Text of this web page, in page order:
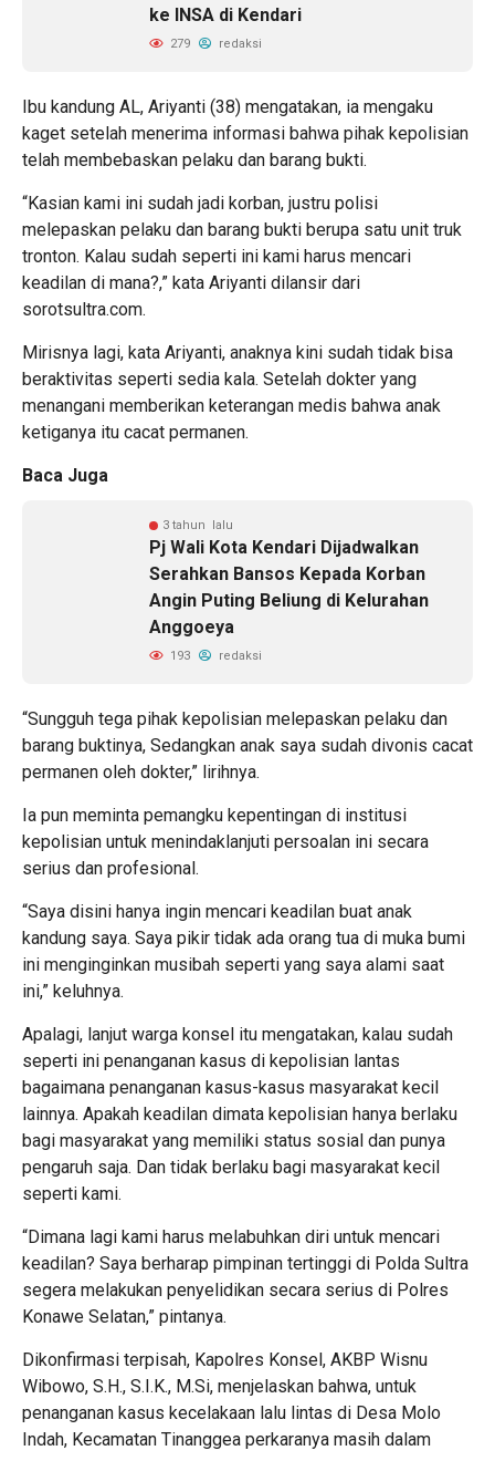
ke INSA di Kendari
279 redaksi
Ibu kandung AL, Ariyanti (38) mengatakan, ia mengaku
kaget setelah menerima informasi bahwa pihak kepolisian
telah membebaskan pelaku dan barang bukti.
“Kasian kami ini sudah jadi korban, justru polisi
melepaskan pelaku dan barang bukti berupa satu unit truk
tronton. Kalau sudah seperti ini kami harus mencari
keadilan di mana?,” kata Ariyanti dilansir dari
sorotsultra.com.
Mirisnya lagi, kata Ariyanti, anaknya kini sudah tidak bisa
beraktivitas seperti sedia kala. Setelah dokter yang
menangani memberikan keterangan medis bahwa anak
ketiganya itu cacat permanen.
Baca Juga
3 tahun lalu
Pj Wali Kota Kendari Dijadwalkan
Serahkan Bansos Kepada Korban
Angin Puting Beliung di Kelurahan
Anggoeya
193 redaksi
“Sungguh tega pihak kepolisian melepaskan pelaku dan
barang buktinya, Sedangkan anak saya sudah divonis cacat
permanen oleh dokter,” lirihnya.
Ia pun meminta pemangku kepentingan di institusi
kepolisian untuk menindaklanjuti persoalan ini secara
serius dan profesional.
“Saya disini hanya ingin mencari keadilan buat anak
kandung saya. Saya pikir tidak ada orang tua di muka bumi
ini menginginkan musibah seperti yang saya alami saat
ini,” keluhnya.
Apalagi, lanjut warga konsel itu mengatakan, kalau sudah
seperti ini penanganan kasus di kepolisian lantas
bagaimana penanganan kasus-kasus masyarakat kecil
lainnya. Apakah keadilan dimata kepolisian hanya berlaku
bagi masyarakat yang memiliki status sosial dan punya
pengaruh saja. Dan tidak berlaku bagi masyarakat kecil
seperti kami.
“Dimana lagi kami harus melabuhkan diri untuk mencari
keadilan? Saya berharap pimpinan tertinggi di Polda Sultra
segera melakukan penyelidikan secara serius di Polres
Konawe Selatan,” pintanya.
Dikonfirmasi terpisah, Kapolres Konsel, AKBP Wisnu
Wibowo, S.H., S.I.K., M.Si, menjelaskan bahwa, untuk
penanganan kasus kecelakaan lalu lintas di Desa Molo
Indah, Kecamatan Tinanggea perkaranya masih dalam